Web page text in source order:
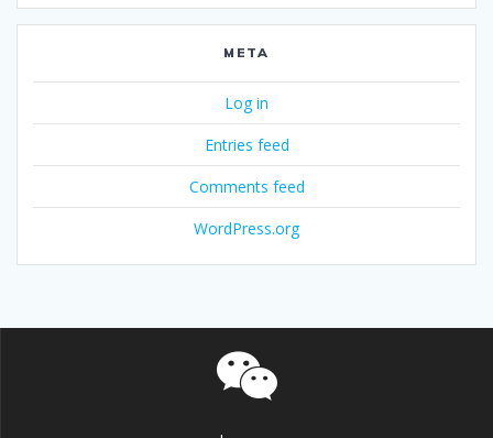
META
Log in
Entries feed
Comments feed
WordPress.org